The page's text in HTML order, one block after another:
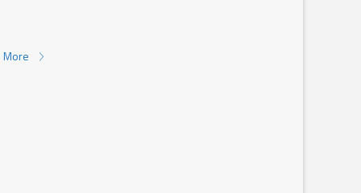
More